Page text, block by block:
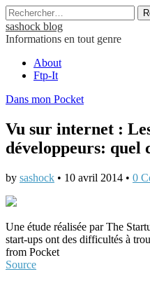
Rechercher :
sashock blog
Informations en tout genre
Main
menu
Skip
About
Ftp-It
Dans mon Pocket
Vu sur internet :
développeurs: quel
by sashock • 10 avril 2014 • 0
Une étude réalisée par The
start-ups ont des difficultés à
from Pocket
Source